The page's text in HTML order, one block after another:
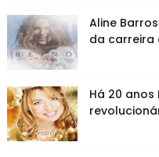
Aline
da carreira
Há 20 anos